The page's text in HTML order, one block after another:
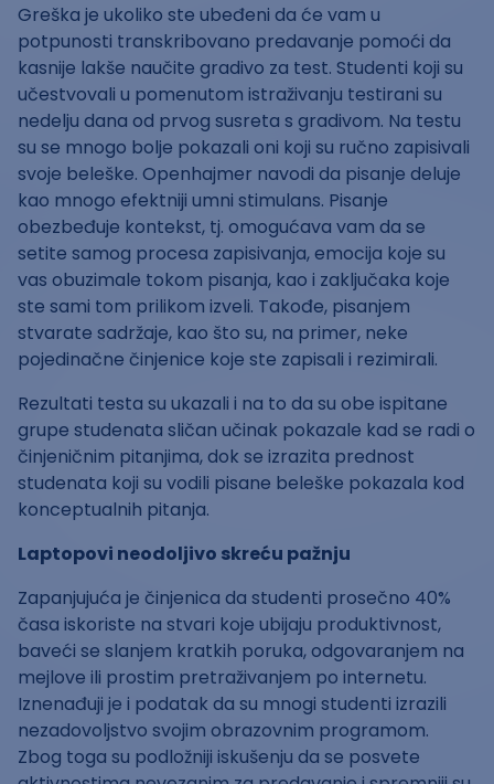
Greška je ukoliko ste ubeđeni da će vam u
potpunosti transkribovano predavanje pomoći da
kasnije lakše naučite gradivo za test. Studenti koji su
učestvovali u pomenutom istraživanju testirani su
nedelju dana od prvog susreta s gradivom. Na testu
su se mnogo bolje pokazali oni koji su ručno zapisivali
svoje beleške. Openhajmer navodi da pisanje deluje
kao mnogo efektniji umni stimulans. Pisanje
obezbeđuje kontekst, tj. omogućava vam da se
setite samog procesa zapisivanja, emocija koje su
vas obuzimale tokom pisanja, kao i zaključaka koje
ste sami tom prilikom izveli. Takođe, pisanjem
stvarate sadržaje, kao što su, na primer, neke
pojedinačne činjenice koje ste zapisali i rezimirali.
Rezultati testa su ukazali i na to da su obe ispitane
grupe studenata sličan učinak pokazale kad se radi o
činjeničnim pitanjima, dok se izrazita prednost
studenata koji su vodili pisane beleške pokazala kod
konceptualnih pitanja.
Laptopovi neodoljivo skreću pažnju
Zapanjujuća je činjenica da studenti prosečno 40%
časa iskoriste na stvari koje ubijaju produktivnost,
baveći se slanjem kratkih poruka, odgovaranjem na
mejlove ili prostim pretraživanjem po internetu.
Iznenađuji je i podatak da su mnogi studenti izrazili
nezadovoljstvo svojim obrazovnim programom.
Zbog toga su podložniji iskušenju da se posvete